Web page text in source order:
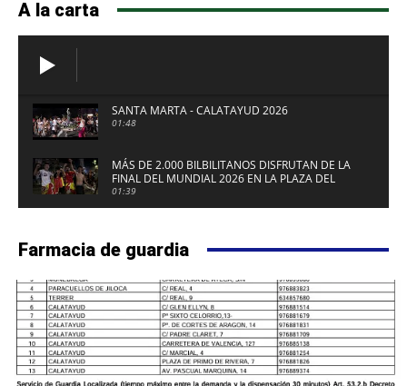
A la carta
SANTA MARTA - CALATAYUD 2026
01:48
MÁS DE 2.000 BILBILITANOS DISFRUTAN DE LA
FINAL DEL MUNDIAL 2026 EN LA PLAZA DEL
FUERTE DE CALATAYUD
01:39
Farmacia de guardia